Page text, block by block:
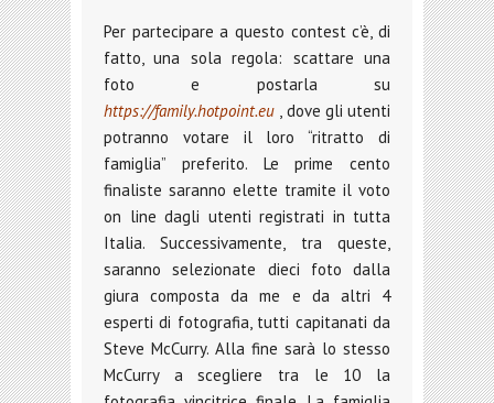
Per partecipare a questo contest c’è, di
fatto, una sola regola: scattare una
foto e postarla su
https://family.hotpoint.eu , dove gli utenti
potranno votare il loro “ritratto di
famiglia” preferito. Le prime cento
finaliste saranno elette tramite il voto
on line dagli utenti registrati in tutta
Italia. Successivamente, tra queste,
saranno selezionate dieci foto dalla
giura composta da me e da altri 4
esperti di fotografia, tutti capitanati da
Steve McCurry. Alla fine sarà lo stesso
McCurry a scegliere tra le 10 la